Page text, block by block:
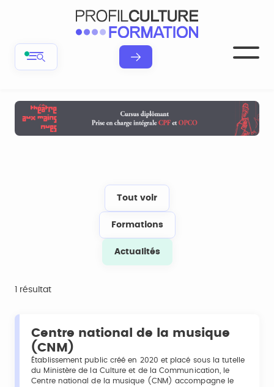
Tout voir
Formations
Actualités
1 résultat
Centre national de la musique
(CNM)
Établissement public créé en 2020 et placé sous la tutelle
du Ministère de la Culture et de la Communication, le
Centre national de la musique (CNM) accompagne le